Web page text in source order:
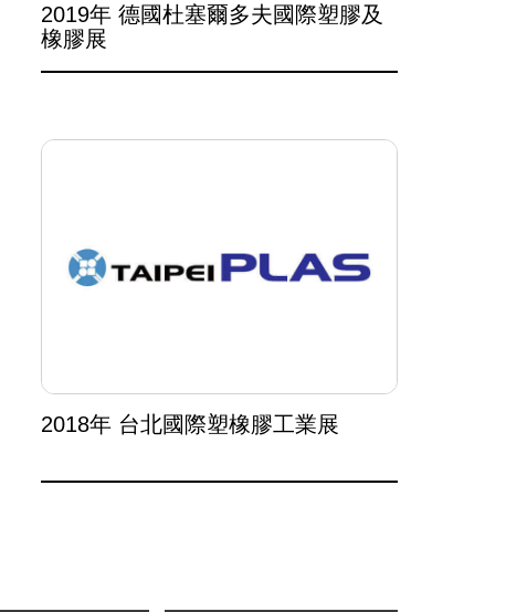
2019年 德國杜塞爾多夫國際塑膠及
橡膠展
2018年 台北國際塑橡膠工業展